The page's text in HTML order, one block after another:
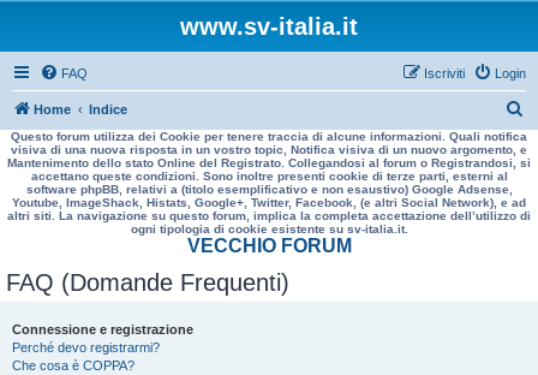
www.sv-italia.it
FAQ Login
Iscriviti
Home Indice
e
r
a
Questo forum utilizza dei Cookie per tenere traccia di alcune informazioni. Quali notifica
visiva di una nuova risposta in un vostro topic, Notifica visiva di un nuovo argomento, e
Mantenimento dello stato Online del Registrato. Collegandosi al forum o Registrandosi, si
accettano queste condizioni. Sono inoltre presenti cookie di terze parti, esterni al
software phpBB, relativi a (titolo esemplificativo e non esaustivo) Google Adsense,
Youtube, ImageShack, Histats, Google+, Twitter, Facebook, (e altri Social Network), e ad
altri siti. La navigazione su questo forum, implica la completa accettazione dell’utilizzo di
ogni tipologia di cookie esistente su sv-italia.it.
VECCHIO FORUM
FAQ (Domande Frequenti)
Connessione e registrazione
Perché devo registrarmi?
Che cosa è COPPA?